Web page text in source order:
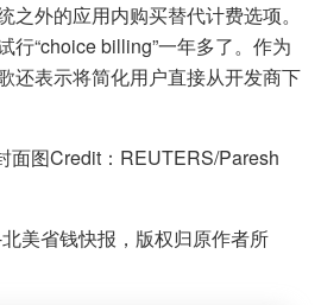
之外的应用内购买替代计费选项。
行“choice billing”一年多了。作为
还表示将简化用户直接从开发商下
面图Credit：REUTERS/Paresh
美省钱快报，版权归原作者所